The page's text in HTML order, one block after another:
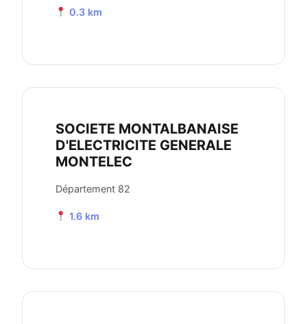
0.3 km
SOCIETE MONTALBANAISE
D'ELECTRICITE GENERALE
MONTELEC
Département 82
1.6 km